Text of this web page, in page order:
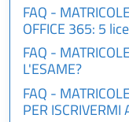
FAQ -
OFFICE 365: 5
FAQ -
L'ESAME?
FAQ -
PER